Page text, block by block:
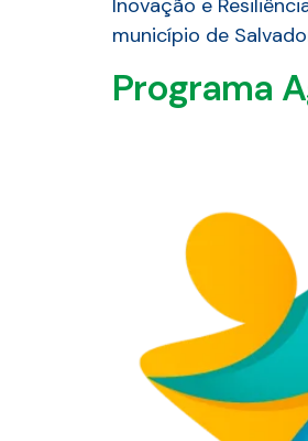
município de
Programa